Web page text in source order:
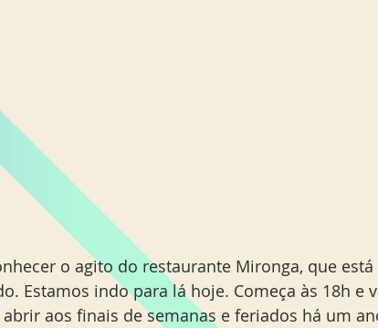
Estamos indo para lá hoje. Começa às 18h e
abrir aos finais de semanas e feriados há um